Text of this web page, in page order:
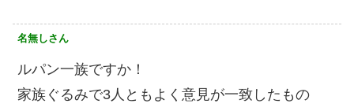
名無しさん
ルパン一族ですか！
家族ぐるみで3人ともよく意見が一致したもの